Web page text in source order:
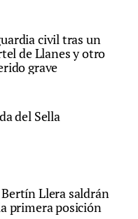
civil tras un
de Llanes y otro
grave
del Sella
Llera saldrán
primera posición